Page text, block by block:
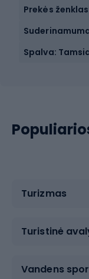
Prekės
Spalva:
Turizmas
Turistinė
Vandens